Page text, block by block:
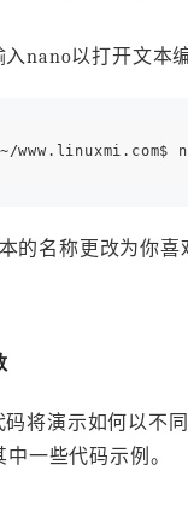
nano以打开文本
的名称更改为你
将演示如何以不
一些代码示例。